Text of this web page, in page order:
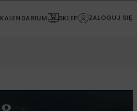
KALENDARIUM SKLEP ZALOGUJ SIĘ